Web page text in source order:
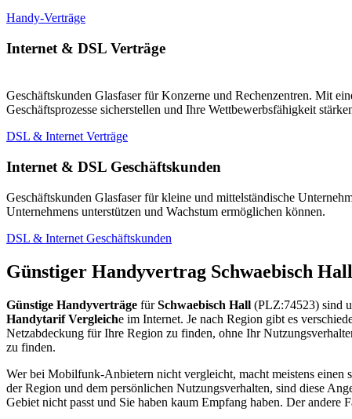
Handy-Verträge
Internet & DSL Verträge
Geschäftskunden Glasfaser für Konzerne und Rechenzentren. Mit
Geschäftsprozesse sicherstellen und Ihre Wettbewerbsfähigkeit
DSL & Internet Verträge
Internet & DSL Geschäftskunden
Geschäftskunden Glasfaser für kleine und mittelständische
Unternehmens unterstützen und Wachstum ermöglichen können.
DSL & Internet Geschäftskunden
Günstiger Handyvertrag Schwaebisch Hall
Günstige Handyverträge fürSchwaebisch Hall (PLZ:74523) sind
Handytarif Vergleiche im Internet. Je nach Region gibt es
Netzabdeckung für Ihre Region zu finden, ohne Ihr
zu finden.
Wer bei Mobilfunk-Anbietern nicht vergleicht, macht meistens einen
der Region und dem persönlichen Nutzungsverhalten, sind diese
Gebiet nicht passt und Sie haben kaum Empfang haben. Der